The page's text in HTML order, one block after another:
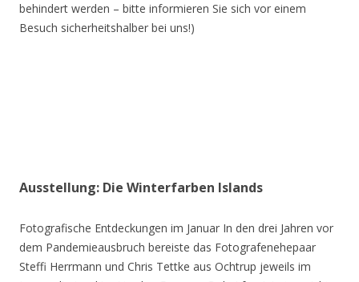
behindert werden – bitte informieren Sie sich vor einem
Besuch sicherheitshalber bei uns!)
Ausstellung: Die Winterfarben Islands
Fotografische Entdeckungen im Januar In den drei Jahren vor
dem Pandemieausbruch bereiste das Fotografenehepaar
Steffi Herrmann und Chris Tettke aus Ochtrup jeweils im